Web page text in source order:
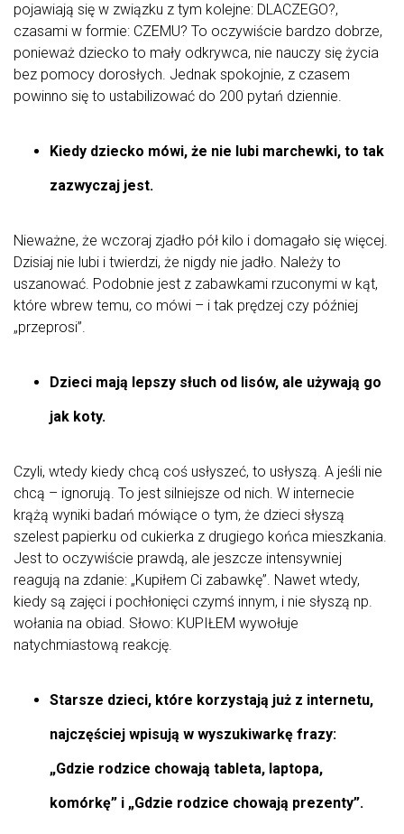
pojawiają się w związku z tym kolejne: DLACZEGO?,
czasami w formie: CZEMU? To oczywiście bardzo dobrze,
ponieważ dziecko to mały odkrywca, nie nauczy się życia
bez pomocy dorosłych. Jednak spokojnie, z czasem
powinno się to ustabilizować do 200 pytań dziennie.
Kiedy dziecko mówi, że nie lubi marchewki, to tak
zazwyczaj jest.
Nieważne, że wczoraj zjadło pół kilo i domagało się więcej.
Dzisiaj nie lubi i twierdzi, że nigdy nie jadło. Należy to
uszanować. Podobnie jest z zabawkami rzuconymi w kąt,
które wbrew temu, co mówi – i tak prędzej czy później
„przeprosi”.
Dzieci mają lepszy słuch od lisów, ale używają go
jak koty.
Czyli, wtedy kiedy chcą coś usłyszeć, to usłyszą. A jeśli nie
chcą – ignorują. To jest silniejsze od nich. W internecie
krążą wyniki badań mówiące o tym, że dzieci słyszą
szelest papierku od cukierka z drugiego końca mieszkania.
Jest to oczywiście prawdą, ale jeszcze intensywniej
reagują na zdanie: „Kupiłem Ci zabawkę”. Nawet wtedy,
kiedy są zajęci i pochłonięci czymś innym, i nie słyszą np.
wołania na obiad. Słowo: KUPIŁEM wywołuje
natychmiastową reakcję.
Starsze dzieci, które korzystają już z internetu,
najczęściej wpisują w wyszukiwarkę frazy:
„Gdzie rodzice chowają tableta, laptopa,
komórkę” i „Gdzie rodzice chowają prezenty”.